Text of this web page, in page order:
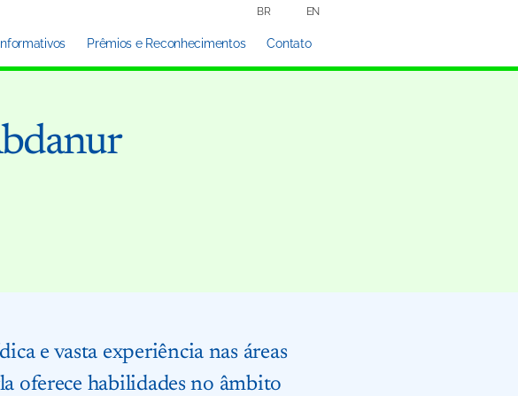
BR EN
Informativos Prêmios e Reconhecimentos Contato
e vasta experiência nas áreas
oferece habilidades no âmbito